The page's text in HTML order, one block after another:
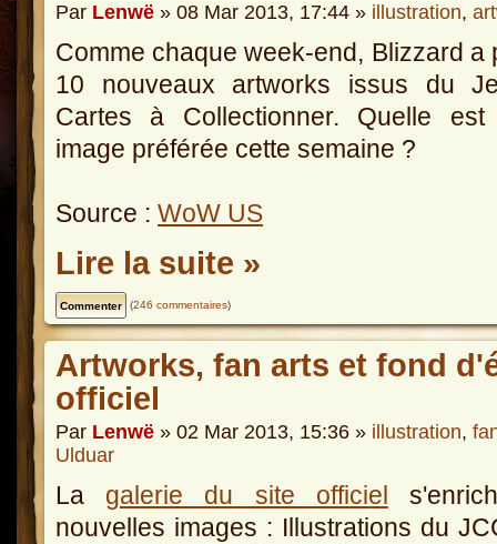
Par Lenwë » 08 Mar 2013, 17:44 » illustration,
Comme chaque week-end, Blizzard a
10 nouveaux artworks issus du
Cartes à Collectionner. Quelle est
image préférée cette semaine ?
Source : WoW US
Lire la suite »
(246 commentaires)
Artworks, fan arts et fond
officiel
Par Lenwë » 02 Mar 2013, 15:36 » illustration,
Ulduar
La galerie du site officiel
nouvelles images : Illustrations du